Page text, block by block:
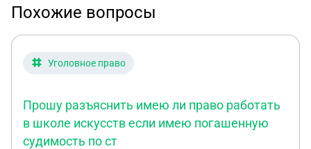
Похожие вопросы
Уголовное право
Прошу разъяснить имею ли право работать
в школе искусств если имею погашенную
судимость по ст